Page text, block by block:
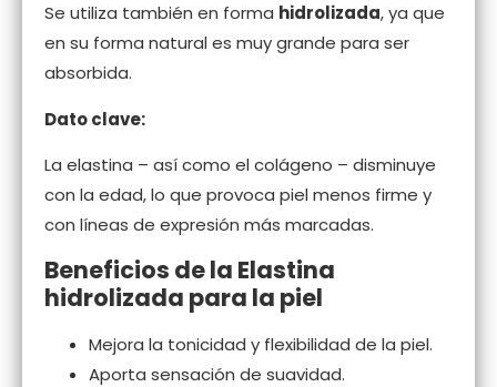
Se utiliza también en forma hidrolizada, ya que
en su forma natural es muy grande para ser
absorbida.
Dato clave:
La elastina – así como el colágeno – disminuye
con la edad, lo que provoca piel menos firme y
con líneas de expresión más marcadas.
Beneficios de la Elastina
hidrolizada para la piel
Mejora la tonicidad y flexibilidad de la piel.
Aporta sensación de suavidad.